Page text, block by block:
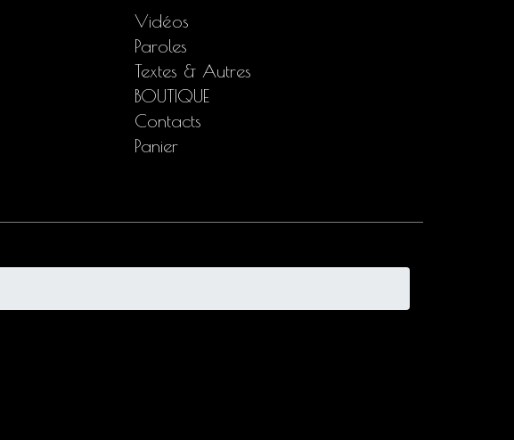
Vidéos
Paroles
Textes & Autres
BOUTIQUE
Contacts
Panier